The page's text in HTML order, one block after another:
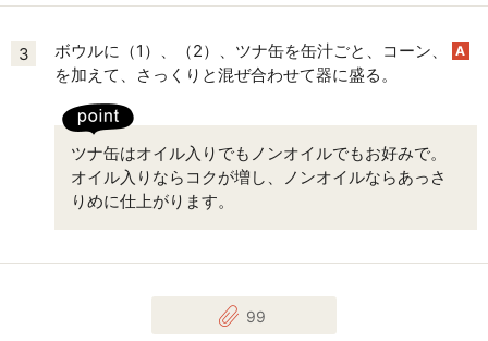
3 ボウルに（1）、（2）、ツナ缶を缶汁ごと、コーン、 A
を加えて、さっくりと混ぜ合わせて器に盛る。
ツナ缶はオイル入りでもノンオイルでもお好みで。
オイル入りならコクが増し、ノンオイルならあっさ
りめに仕上がります。
99